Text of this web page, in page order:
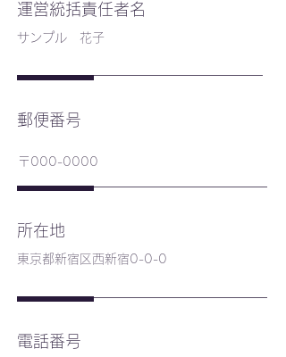
運営統括責任者名
サンプル 花子
郵便番号
〒000-0000
所在地
東京都新宿区西新宿0-0-0
電話番号